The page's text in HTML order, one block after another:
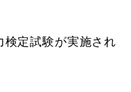
検定試験が実施され